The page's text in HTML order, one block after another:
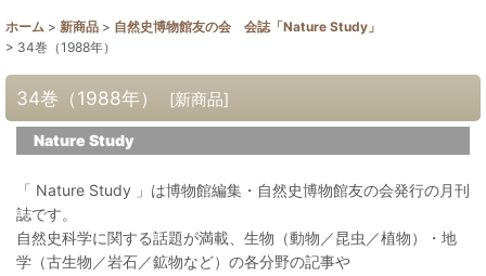
ホーム > 新商品 > 自然史博物館友の会 会誌「Nature Study」
> 34巻（1988年）
34巻（1988年） [新商品]
Nature Study
「 Nature Study 」は博物館編集・自然史博物館友の会発行の月刊
誌です。
自然史科学に関する話題が満載、生物（動物／昆虫／植物）・地
学（古生物／岩石／鉱物など）の各分野の記事や